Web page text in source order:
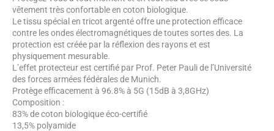
vêtement très confortable en coton biologique.
Le tissu spécial en tricot argenté offre une protection efficace
contre les ondes électromagnétiques de toutes sortes des. La
protection est créée par la réflexion des rayons et est
physiquement mesurable.
L’effet protecteur est certifié par Prof. Peter Pauli de l’Université
des forces armées fédérales de Munich.
Protège efficacement à 96.8% à 5G (15dB à 3,8GHz)
Composition :
83% de coton biologique éco-certifié
13,5% polyamide